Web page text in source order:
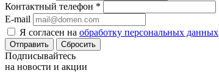
Контактный телефон *
E-mail
Я согласен на обработку персональных данных
Сбросить
Подписывайтесь
на новости и акции